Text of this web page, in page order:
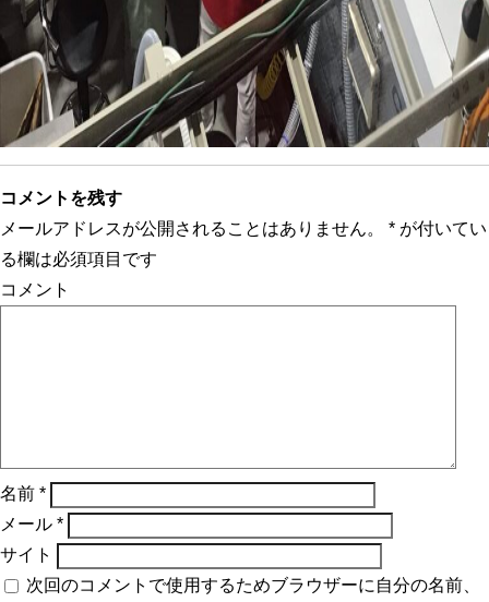
コメントを残す
メールアドレスが公開されることはありません。
* が付いてい
る欄は必須項目です
コメント
名前 *
メール *
サイト
次回のコメントで使用するためブラウザーに自分の名前、